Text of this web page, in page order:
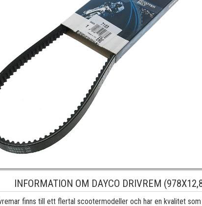
INFORMATION OM DAYCO DRIVREM
finns till ett flertal scootermodeller och har en kvalitet